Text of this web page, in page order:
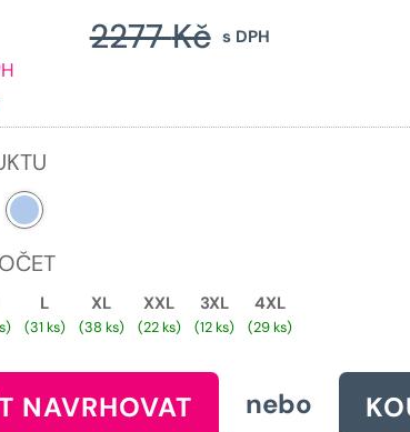
s DPH
2277Kč
Původní
2277 Kč.
L
(31 ks)
XL
(38 ks)
XXL
(22 ks)
3XL
(12 ks)
4XL
(29 ks)
NAVRHOVAT nebo